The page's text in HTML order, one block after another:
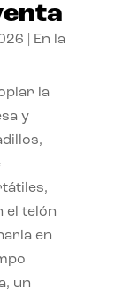
En la
la
y
el telón
en
un